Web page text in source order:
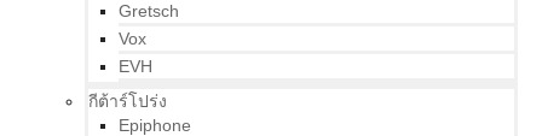
Gretsch
Vox
EVH
กีต้าร์โปร่ง
Epiphone